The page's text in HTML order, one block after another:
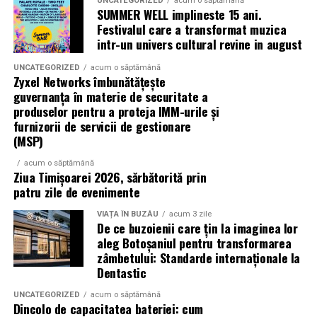
Nu îl smulge brusc, fii blândă cu pielea.
Gheața și rolul ei adevărat
Gheața e prietena ta în primele câteva ore, dar nu așa
cum și-o imaginează lumea. Nu o pui direct pe piele, nu
o ții acolo o oră, nu te chinui. Iei un pachețel de gheață
sau o pungă cu mazăre congelată, o învelești într-un
prosop subțire și o așezi pe sutien, peste pansament,
douăzeci de minute, apoi pauză vreo patruzeci.
Repeți de două sau trei ori în prima seară. Atât e
unei vânătăi extinse și calmează senzația de tensiune.
Dacă uiți de ea, nu e o tragedie. Dacă o folosești prea
mult, poți irita pielea.
continuu îmi spun apoi că le-a apărut o roșeață locală
SUMMER WELL implineste 15 ani.
Festivalul care a transformat muzica
intr-un univers cultural revine in august
UNCATEGORIZED acum o săptămână
Zyxel Networks îmbunătățește
guvernanța în materie de securitate a
produselor pentru a proteja IMM-urile și
furnizorii de servicii de gestionare
(MSP)
acum o săptămână
Ziua Timișoarei 2026, sărbătorită prin
patru zile de evenimente
VIAȚA ÎN BUZĂU acum 3 zile
De ce buzoienii care țin la imaginea lor
aleg Botoșaniul pentru transformarea
zâmbetului: Standarde internaționale la
Dentastic
UNCATEGORIZED acum o săptămână
Dincolo de capacitatea bateriei: cum